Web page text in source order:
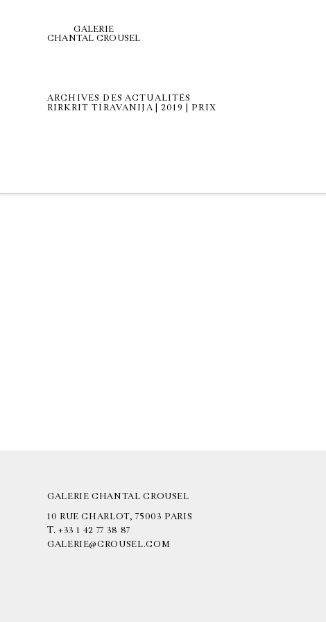
GALERIE
CHANTAL CROUSEL
ARCHIVES DES ACTUALITÉS
RIRKRIT TIRAVANIJA | 2019 | PRIX
GALERIE CHANTAL CROUSEL
10 RUE CHARLOT, 75003 PARIS
T. +33 1 42 77 38 87
GALERIE@CROUSEL.COM